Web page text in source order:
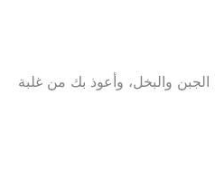
والبخل، وأعوذ بك من غلبة